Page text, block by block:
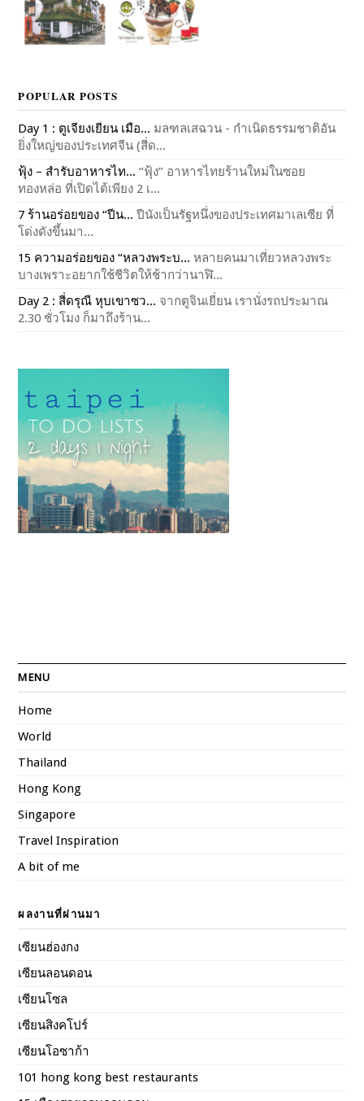
POPULAR POSTS
Day 1 : ตูเจียงเยียน เมือ... มลฑลเสฉวน - กำเนิดธรรมชาติอัน
ยิ่งใหญ่ของประเทศจีน (สี่ด...
ฟุ้ง – สำรับอาหารไท... “ฟุ้ง” อาหารไทยร้านใหม่ในซอย
ทองหล่อ ที่เปิดได้เพียง 2 เ...
7 ร้านอร่อยของ “ปีน... ปีนังเป็นรัฐหนึ่งของประเทศมาเลเซีย ที่
โด่งดังขึ้นมา...
15 ความอร่อยของ “หลวงพระบ... หลายคนมาเที่ยวหลวงพระ
บางเพราะอยากใช้ชีวิตให้ช้ากว่านาฬิ...
Day 2 : สี่ดรุณี หุบเขาซว... จากตูจินเยี่ยน เรานั่งรถประมาณ
2.30 ชั่วโมง ก็มาถึงร้าน...
MENU
Home
World
Thailand
Hong Kong
Singapore
Travel Inspiration
A bit of me
ผลงานที่ผ่านมา
เซียนฮ่องกง
เซียนลอนดอน
เซียนโซล
เซียนสิงคโปร์
เซียนโอซาก้า
101 hong kong best restaurants